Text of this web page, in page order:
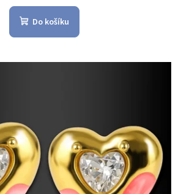
Do košíku